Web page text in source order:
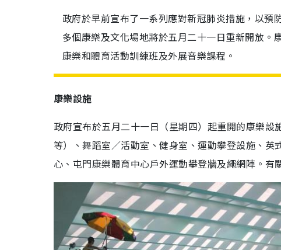
政府於早前宣布了一系列應對新冠肺炎措施，以
多個康樂及文化場地將於五月二十一日重新開放
康樂和體育活動訓練班及外展音樂課程。
康樂設施
政府宣布於五月二十一日（星期四）起重開的康樂
等）、舞蹈室／活動室、健身室、運動攀登設施、
心、屯門康樂體育中心戶外運動攀登牆及繩網陣。有